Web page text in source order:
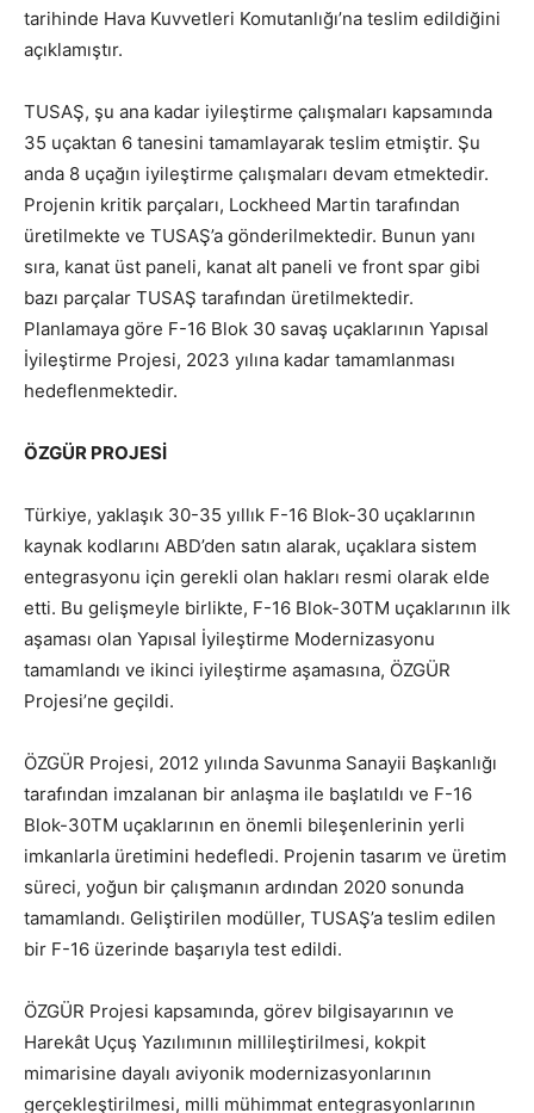
tarihinde Hava Kuvvetleri Komutanlığı’na teslim edildiğini
açıklamıştır.
TUSAŞ, şu ana kadar iyileştirme çalışmaları kapsamında
35 uçaktan 6 tanesini tamamlayarak teslim etmiştir. Şu
anda 8 uçağın iyileştirme çalışmaları devam etmektedir.
Projenin kritik parçaları, Lockheed Martin tarafından
üretilmekte ve TUSAŞ’a gönderilmektedir. Bunun yanı
sıra, kanat üst paneli, kanat alt paneli ve front spar gibi
bazı parçalar TUSAŞ tarafından üretilmektedir.
Planlamaya göre F-16 Blok 30 savaş uçaklarının Yapısal
İyileştirme Projesi, 2023 yılına kadar tamamlanması
hedeflenmektedir.
ÖZGÜR PROJESİ
Türkiye, yaklaşık 30-35 yıllık F-16 Blok-30 uçaklarının
kaynak kodlarını ABD’den satın alarak, uçaklara sistem
entegrasyonu için gerekli olan hakları resmi olarak elde
etti. Bu gelişmeyle birlikte, F-16 Blok-30TM uçaklarının ilk
aşaması olan Yapısal İyileştirme Modernizasyonu
tamamlandı ve ikinci iyileştirme aşamasına, ÖZGÜR
Projesi’ne geçildi.
ÖZGÜR Projesi, 2012 yılında Savunma Sanayii Başkanlığı
tarafından imzalanan bir anlaşma ile başlatıldı ve F-16
Blok-30TM uçaklarının en önemli bileşenlerinin yerli
imkanlarla üretimini hedefledi. Projenin tasarım ve üretim
süreci, yoğun bir çalışmanın ardından 2020 sonunda
tamamlandı. Geliştirilen modüller, TUSAŞ’a teslim edilen
bir F-16 üzerinde başarıyla test edildi.
ÖZGÜR Projesi kapsamında, görev bilgisayarının ve
Harekât Uçuş Yazılımının millileştirilmesi, kokpit
mimarisine dayalı aviyonik modernizasyonlarının
gerçekleştirilmesi, milli mühimmat entegrasyonlarının